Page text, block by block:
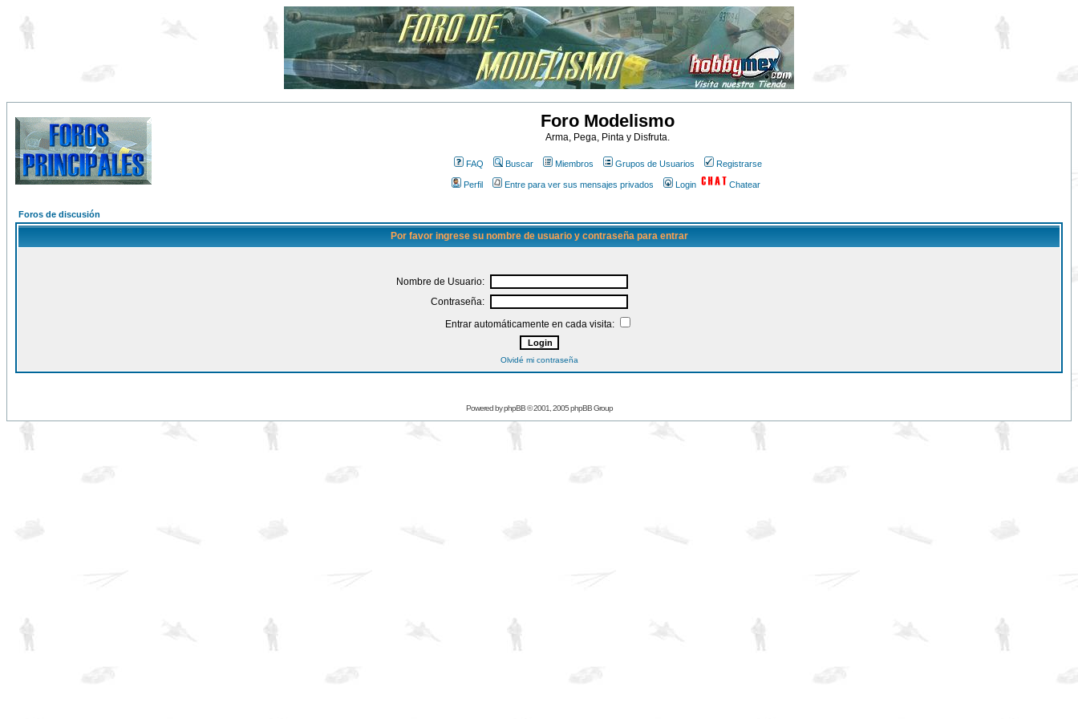
Foro Modelismo
Arma, Pega, Pinta y Disfruta.
FAQ Buscar Miembros Grupos de Usuarios Registrarse
Perfil Entre para ver sus mensajes privados Login Chatear
Foros de discusión
Por favor ingrese su nombre de usuario y contraseña para entrar
Nombre de Usuario:
Contraseña:
Entrar automáticamente en cada visita:
Olvidé mi contraseña
Powered byphpBB© 2001, 2005 phpBB Group